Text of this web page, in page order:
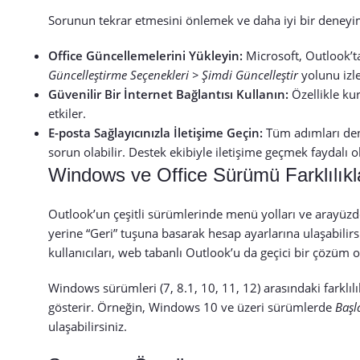
Sorunun tekrar etmesini önlemek ve daha iyi bir
Office Güncellemelerini Yükleyin: Microsoft,
Güncelleştirme Seçenekleri > Şimdi Güncelleştiryolunu
Güvenilir Bir İnternet Bağlantısı Kullanın: Özellikle
etkiler.
E-posta Sağlayıcınızla İletişime Geçin: Tüm adımları
sorun olabilir. Destek ekibiyle iletişime geçmek faydalı
Windows ve Office Sürümü
Outlook’un çeşitli sürümlerinde menü yolları ve
yerine “Geri” tuşuna basarak hesap ayarlarına
kullanıcıları, web tabanlı Outlook’u da geçici bir
Windows sürümleri (7, 8.1, 10, 11, 12) arasındaki
gösterir. Örneğin, Windows 10 ve üzeri sürümlerde
ulaşabilirsiniz.